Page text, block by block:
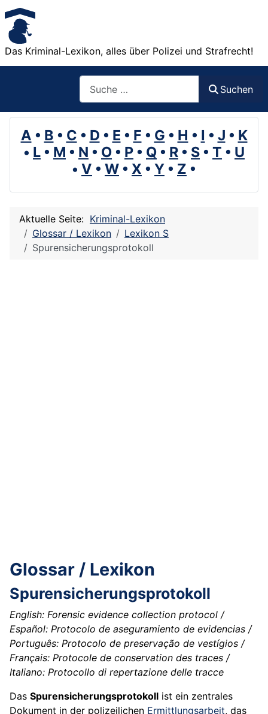
Das Kriminal-Lexikon, alles über Polizei und Strafrecht!
Suchen
A • B • C • D • E • F • G • H • I • J • K
• L • M • N • O • P • Q • R • S • T • U
• V • W • X • Y • Z •
Aktuelle Seite: Kriminal-Lexikon
Glossar / Lexikon
Lexikon S
Spurensicherungsprotokoll
Glossar / Lexikon
Spurensicherungsprotokoll
English: Forensic evidence collection protocol /
Español: Protocolo de aseguramiento de evidencias /
Português: Protocolo de preservação de vestígios /
Français: Protocole de conservation des traces /
Italiano: Protocollo di repertazione delle tracce
Das Spurensicherungsprotokoll ist ein zentrales
Dokument in der polizeilichen Ermittlungsarbeit, das